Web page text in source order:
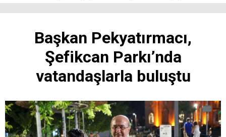
Başkan Pekyatırmacı,
Şefikcan Parkı’nda
vatandaşlarla buluştu